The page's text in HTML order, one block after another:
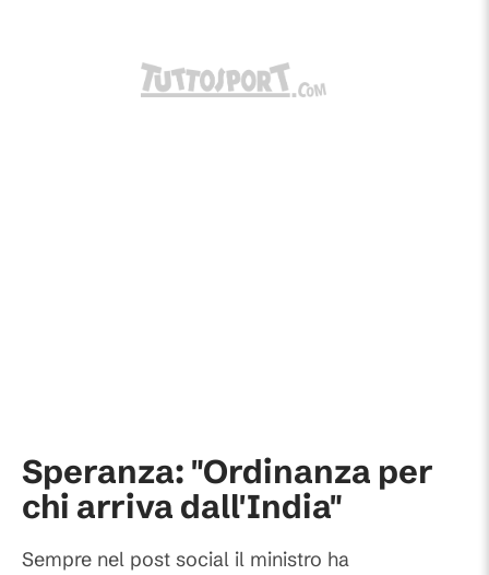
Speranza: "Ordinanza per
chi arriva dall'India"
Sempre nel post social il ministro ha